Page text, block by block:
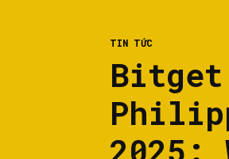
TIN TỨC
Bitget